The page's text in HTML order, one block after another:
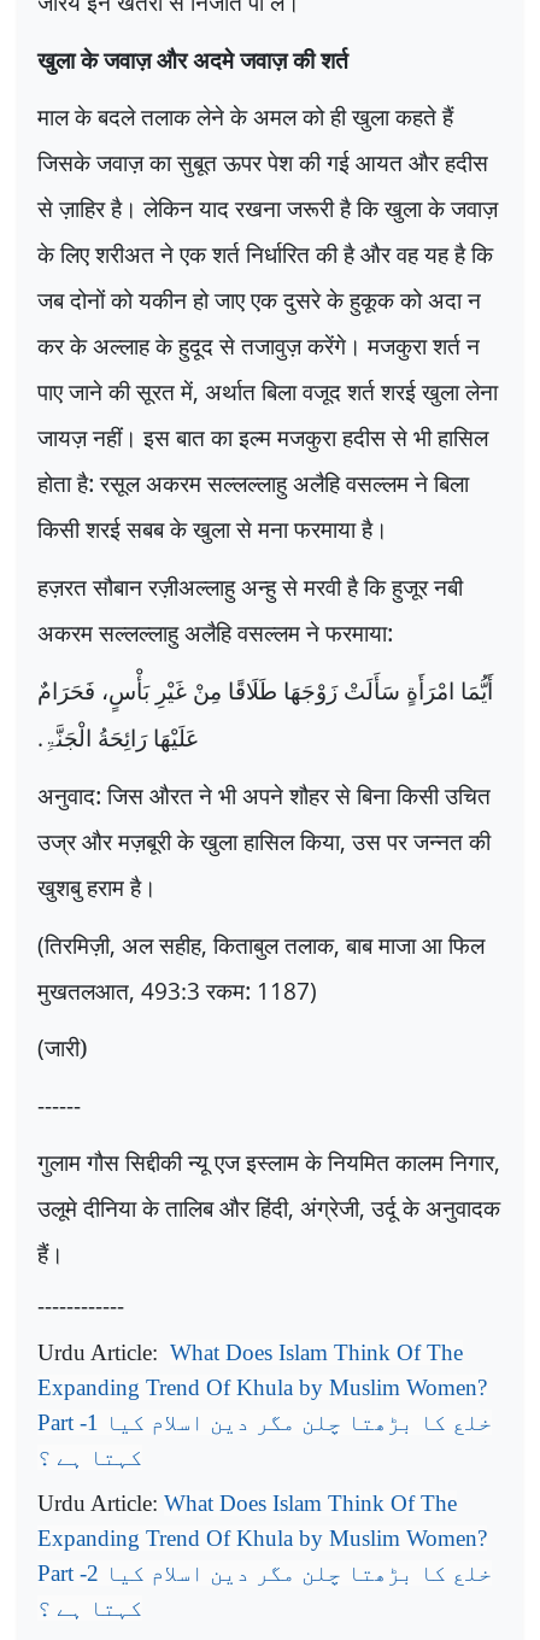
खुला के जवाज़ और अदमे जवाज़ की शर्त
माल के बदले तलाक लेने के अमल को ही खुला कहते हैं
जिसके जवाज़ का सुबूत ऊपर पेश की गई आयत और हदीस
से ज़ाहिर है। लेकिन याद रखना जरूरी है कि खुला के जवाज़
के लिए शरीअत ने एक शर्त निर्धारित की है और वह यह है कि
जब दोनों को यकीन हो जाए एक दुसरे के हुकूक को अदा न
कर के अल्लाह के हुदूद से तजावुज़ करेंगे। मजकुरा शर्त न
पाए जाने की सूरत में, अर्थात बिला वजूद शर्त शरई खुला लेना
जायज़ नहीं। इस बात का इल्म मजकुरा हदीस से भी हासिल
होता है: रसूल अकरम सल्लल्लाहु अलैहि वसल्लम ने बिला
किसी शरई सबब के खुला से मना फरमाया है।
हज़रत सौबान रज़ीअल्लाहु अन्हु से मरवी है कि हुजूर नबी
अकरम सल्लल्लाहु अलैहि वसल्लम ने फरमाया:
أَیُّمَا امْرَأَةٍ سَأَلَتْ زَوْجَهَا طَلَاقًا مِنْ غَیْرِ بَأْسٍ، فَحَرَامٌ
عَلَیْهَا رَائِحَةُ الْجَنَّۃِ .
अनुवाद: जिस औरत ने भी अपने शौहर से बिना किसी उचित
उज्र और मज़बूरी के खुला हासिल किया,उस पर जन्नत की
खुशबु हराम है।
(तिरमिज़ी, अल सहीह,किताबुल तलाक,बाब माजा आ फिल
मुखतलआत, 493:3रकम: 1187)
(जारी)
------
गुलाम गौस सिद्दीकी न्यू एज इस्लाम के नियमित कालम निगार,
उलूमे दीनिया के तालिब और हिंदी, अंग्रेजी,उर्दू के अनुवादक
हैं।
------------
Urdu Article: What Does Islam Think Of The
Expanding Trend Of Khula by Muslim Women?
Part -1
خلع کا بڑھتا چلن مگر دین اسلام کیا
کہتا ہے ؟
Urdu Article: What Does Islam Think Of The
Expanding Trend Of Khula by Muslim Women?
Part -2 خلع کا بڑھتا چلن مگر دین اسلام کیا
کہتا ہے ؟